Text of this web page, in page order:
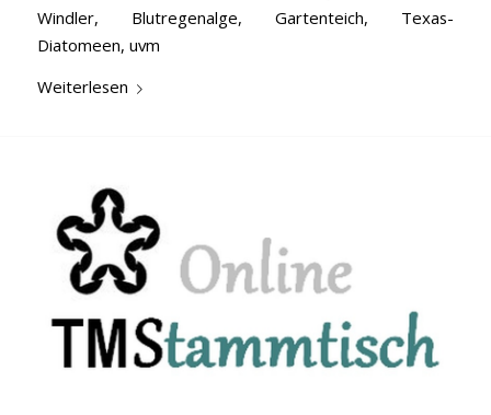
Windler, Blutregenalge, Gartenteich, Texas-
Diatomeen, uvm
Weiterlesen